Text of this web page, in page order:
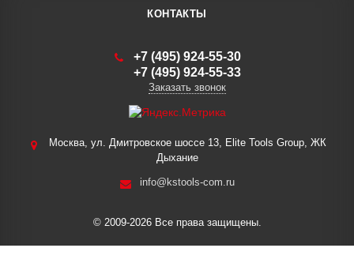
КОНТАКТЫ
+7 (495) 924-55-30
+7 (495) 924-55-33
Заказать звонок
Москва, ул. Дмитровское шоссе 13, Elite Tools Group, ЖК
Дыхание
info@kstools-com.ru
© 2009-2026 Все права защищены.